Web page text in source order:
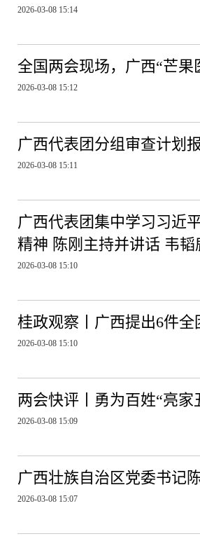
2026-03-08 15:14
全国两会现场，广西“芒果
2026-03-08 15:12
广西代表团分组审查计划
2026-03-08 15:11
广西代表团集中学习习近
精神 陈刚主持并讲话 韦韬
2026-03-08 15:10
桂政观察丨广西提出6件全
2026-03-08 15:10
两会快评丨勇为百姓“亮家
2026-03-08 15:09
广西壮族自治区党委书记
2026-03-08 15:07